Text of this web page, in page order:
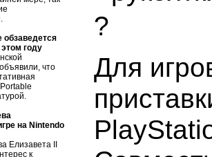
обзаведется
году
что
на Nintendo
Елизавета II
к
?
Для